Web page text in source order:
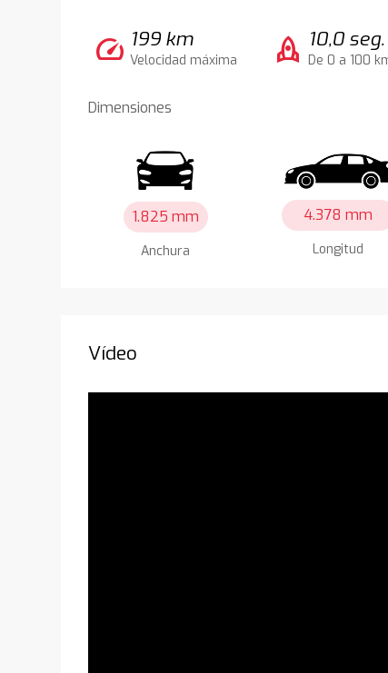
speed 199 km
Velocidad máxima rocket 10,0 seg.
De 0 a 100
Dimensiones
1.825 mm
Anchura
4.378 mm
Longitud
Vídeo